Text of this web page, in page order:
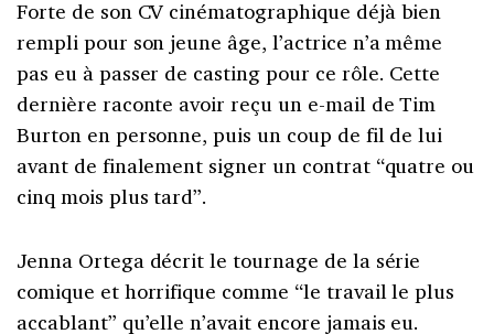
Forte de son CV cinématographique déjà bien
rempli pour son jeune âge, l’actrice n’a même
pas eu à passer de casting pour ce rôle. Cette
dernière raconte avoir reçu un e-mail de Tim
Burton en personne, puis un coup de fil de lui
avant de finalement signer un contrat “quatre ou
cinq mois plus tard”.
Jenna Ortega décrit le tournage de la série
comique et horrifique comme “le travail le plus
accablant” qu’elle n’avait encore jamais eu.